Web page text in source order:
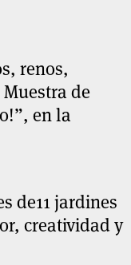
renos,
de
en la
de11 jardines
creatividad y